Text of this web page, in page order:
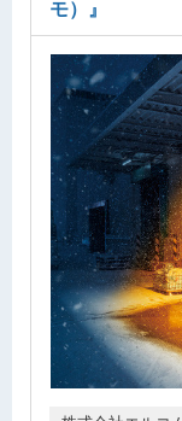
モ）』